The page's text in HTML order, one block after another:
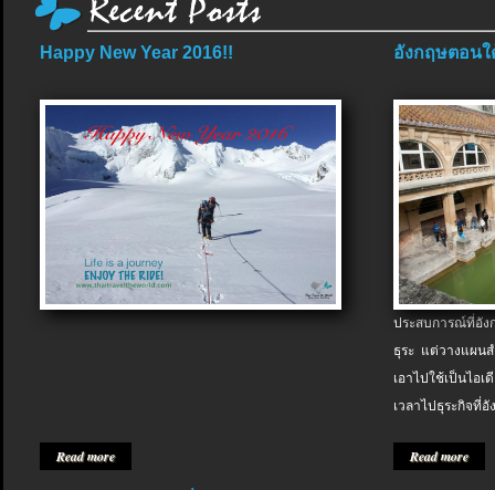
Happy New Year 2016!!
Read more
อังกฤษตอนใ
ประสบการณ์ที่อัง
ธุระ แต่วางแผน
เอาไปใช้เป็นไอ
เวลาไปธุระกิจที่อั
Read more